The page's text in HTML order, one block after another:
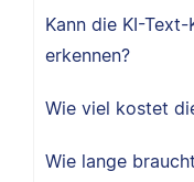
Kann die KI-
erkennen?
Wie viel kostet
Wie lange